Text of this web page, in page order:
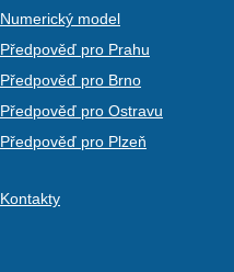
Numerický model
Předpověď pro Prahu
Předpověď pro Brno
Předpověď pro Ostravu
Předpověď pro Plzeň
Kontakty